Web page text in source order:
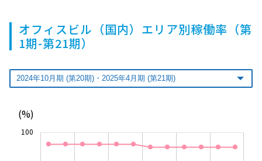
オフィスビル（国内）エリア別稼働率（第
1期-第21期）
(%)
100